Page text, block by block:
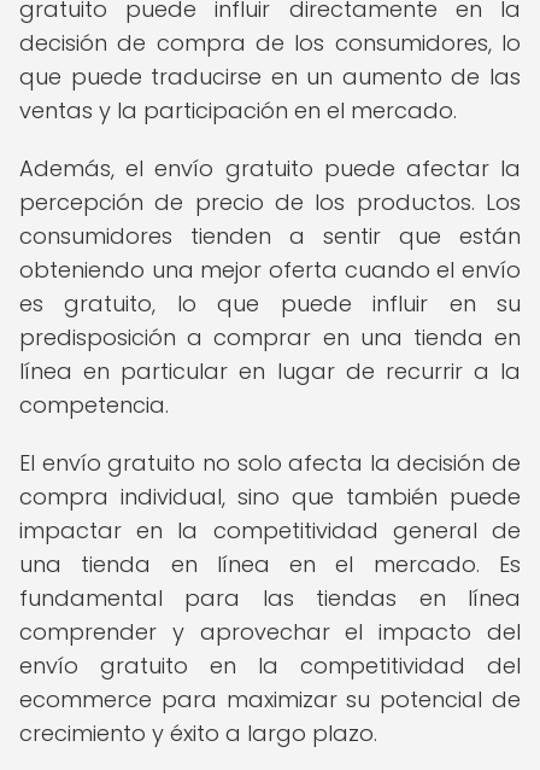
gratuito puede influir directamente en la
decisión de compra de los consumidores, lo
que puede traducirse en un aumento de las
ventas y la participación en el mercado.
Además, el envío gratuito puede afectar la
percepción de precio de los productos. Los
consumidores tienden a sentir que están
obteniendo una mejor oferta cuando el envío
es gratuito, lo que puede influir en su
predisposición a comprar en una tienda en
línea en particular en lugar de recurrir a la
competencia.
El envío gratuito no solo afecta la decisión de
compra individual, sino que también puede
impactar en la competitividad general de
una tienda en línea en el mercado. Es
fundamental para las tiendas en línea
comprender y aprovechar el impacto del
envío gratuito en la competitividad del
ecommerce para maximizar su potencial de
crecimiento y éxito a largo plazo.